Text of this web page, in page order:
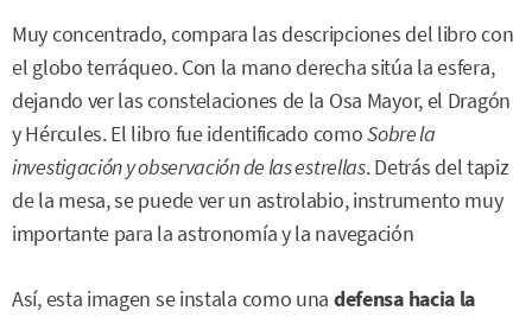
Muy concentrado, compara las descripciones del libro con
el globo terráqueo. Con la mano derecha sitúa la esfera,
dejando ver las constelaciones de la Osa Mayor, el Dragón
y Hércules. El libro fue identificado comoSobre la
investigación y observación de las estrellas. Detrás del tapiz
de la mesa, se puede ver un astrolabio, instrumento muy
importante para la astronomía y la navegación
Así, esta imagen se instala como una defensa hacia la